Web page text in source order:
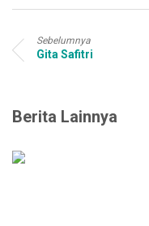
Sebelumnya
Gita Safitri
Berita Lainnya